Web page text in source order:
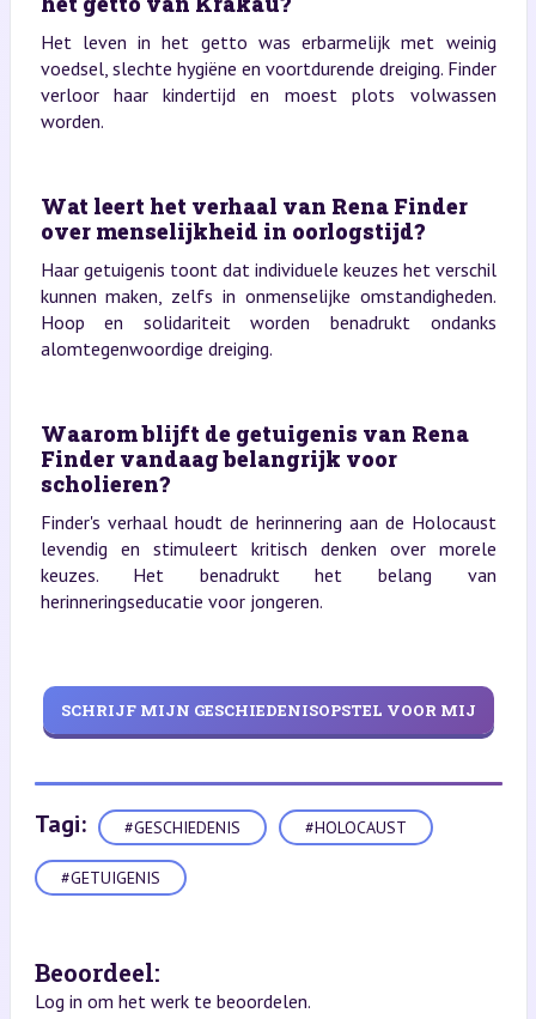
Het leven in het getto was erbarmelijk met weinig
voedsel, slechte hygiëne en voortdurende dreiging. Finder
verloor haar kindertijd en moest plots volwassen
worden.
Wat leert het verhaal van Rena Finder
over menselijkheid in oorlogstijd?
Haar getuigenis toont dat individuele keuzes het verschil
kunnen maken, zelfs in onmenselijke omstandigheden.
Hoop en solidariteit worden benadrukt ondanks
alomtegenwoordige dreiging.
Waarom blijft de getuigenis van Rena
Finder vandaag belangrijk voor
scholieren?
Finder's verhaal houdt de herinnering aan de Holocaust
levendig en stimuleert kritisch denken over morele
keuzes. Het benadrukt het belang van
herinneringseducatie voor jongeren.
SCHRIJF MIJN GESCHIEDENISOPSTEL VOOR MIJ
Tagi: #GESCHIEDENIS #HOLOCAUST
#GETUIGENIS
Beoordeel:
Log in om het werk te beoordelen.